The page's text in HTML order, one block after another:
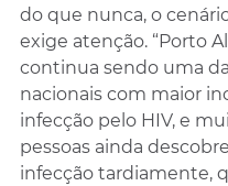
do que nunca, o
exige atenção. “Porto
continua sendo uma
nacionais com maior
infecção pelo HIV, e
pessoas ainda
infecção tardiamente,